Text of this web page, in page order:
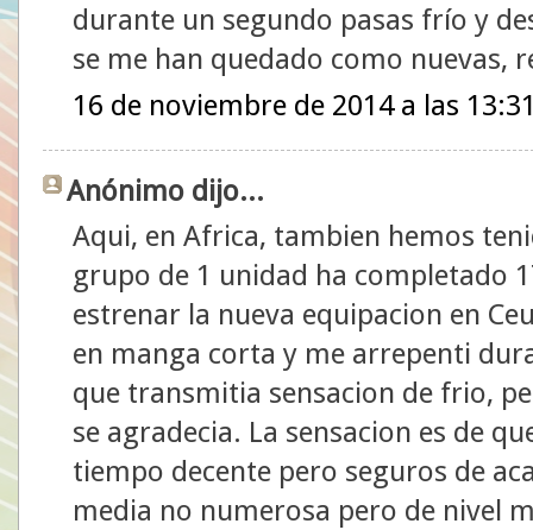
durante un segundo pasas frío y
se me han quedado como nuevas,
16 de noviembre de 2014 a las
Anónimo dijo...
Aqui, en Africa, tambien hemos
grupo de 1 unidad ha completado
estrenar la nueva equipacion en
en manga corta y me arrepenti
que transmitia sensacion de frio,
se agradecia. La sensacion es de
tiempo decente pero seguros de
media no numerosa pero de nivel